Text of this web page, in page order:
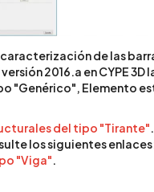
de las
2016.a en CYPE 3D
"Genérico", Elemento
del tipo "Tirante"
los siguientes
"Viga".